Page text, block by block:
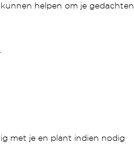
helpen om je gedachten
met je en plant indien nodig